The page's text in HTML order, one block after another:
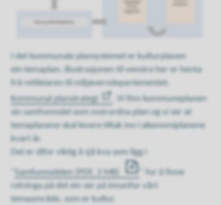
I det kommunale plansystemet er kulturplanen
ein temaplan, illustrasjonen til venstre her er henta
frå rettleiaren til miljøverndepartementet:
Kommunal planstrategi
. Vi finn kommuneplanen
sin samfunnsdel som overordna plan og vi ser at
temaplanene skal levere tiltak inn i økonomiplanene
kvart år.
Det er difor viktig å sjå kva som ligg i
Samfunnsdelen (PDF, 3 MB)
" for å finne
retninga på det ein ser på innanfor vårt
temaområde, som er kultur.